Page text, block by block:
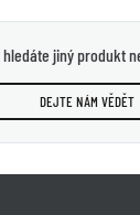
hledáte jiný produkt
DEJTE NÁM VĚDĚT